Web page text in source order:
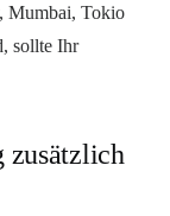
Mumbai, Tokio
sollte Ihr
zusätzlich